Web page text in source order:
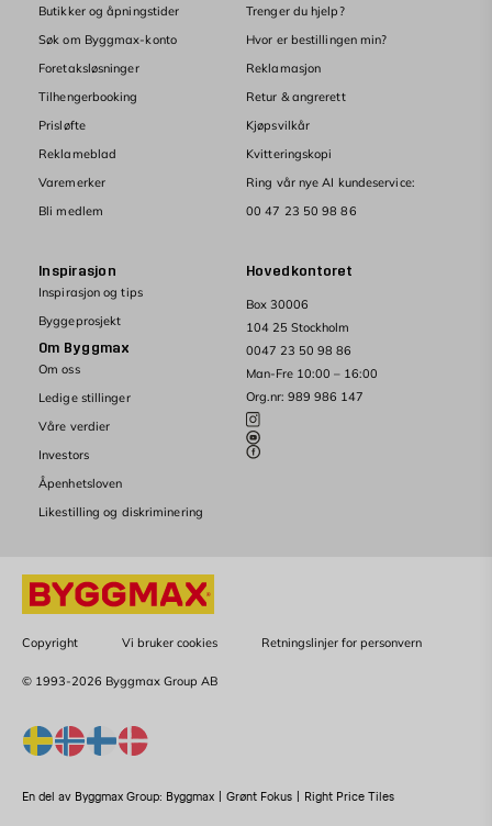
Hovedkontoret
Box 30006
104 25 Stockholm
0047 23 50 98 86
Man-Fre 10:00 – 16:00
Org.nr: 989 986 147
Butikker og åpningstider
Søk om Byggmax-konto
Foretaksløsninger
Tilhengerbooking
Prisløfte
Reklameblad
Varemerker
Bli medlem
Trenger du hjelp?
Hvor er bestillingen min?
Reklamasjon
Retur & angrerett
Kjøpsvilkår
Kvitteringskopi
Ring vår nye AI kundeservice:
00 47 23 50 98 86
Inspirasjon
Inspirasjon og tips
Byggeprosjekt
Om Byggmax
Om oss
Ledige stillinger
Våre verdier
Investors
Åpenhetsloven
Likestilling og diskriminering
Copyright Vi bruker cookies Retningslinjer for personvern
© 1993-2026 Byggmax Group AB
En del av Byggmax Group: Byggmax Grønt Fokus Right Price Tiles